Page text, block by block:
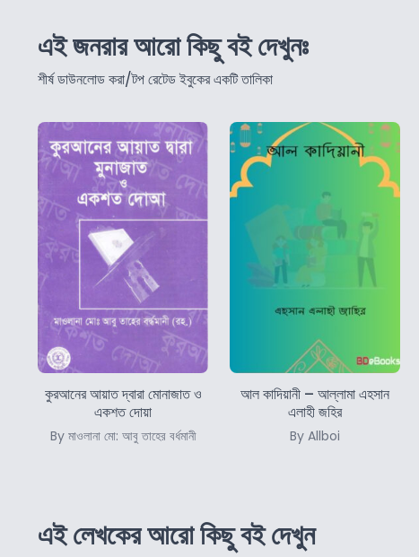
এই জনরার আরো কিছু বই দেখুনঃ
শীর্ষ ডাউনলোড করা/টপ রেটেড ইবুকের একটি তালিকা
কুরআনের আয়াত দ্বারা মোনাজাত ও
একশত দোয়া
By মাওলানা মো: আবু তাহের বর্ধমানী
আল কাদিয়ানী – আল্লামা এহসান
এলাহী জহির
By Allboi
এই লেখকের আরো কিছু বই দেখুন